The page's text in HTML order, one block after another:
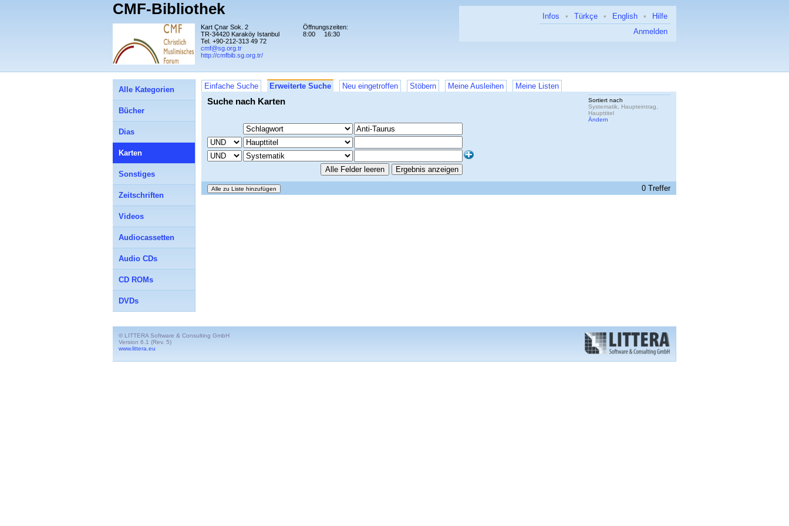
Hilfe
•
English
•
Türkçe
•
Infos
Anmelden
CMF-Bibliothek
Kart Çnar Sok. 2
TR-34420 Karaköy Istanbul
Tel. +90-212-313 49 72
cmf@sg.org.tr
http://cmfbib.sg.org.tr/
Öffnungszeiten:
8:00
16:30
Einfache Suche Erweiterte Suche Neu eingetroffen Stöbern Meine Ausleihen Meine Listen
Suche nach Karten
Sortiert nach
Systematik, Haupteintrag,
Haupttitel
Ändern
0 Treffer
Alle Kategorien
Bücher
Dias
Karten
Sonstiges
Zeitschriften
Videos
Audiocassetten
Audio CDs
CD ROMs
DVDs
© LITTERA Software & Consulting GmbH
Version 6.1 (Rev. 5)
www.littera.eu